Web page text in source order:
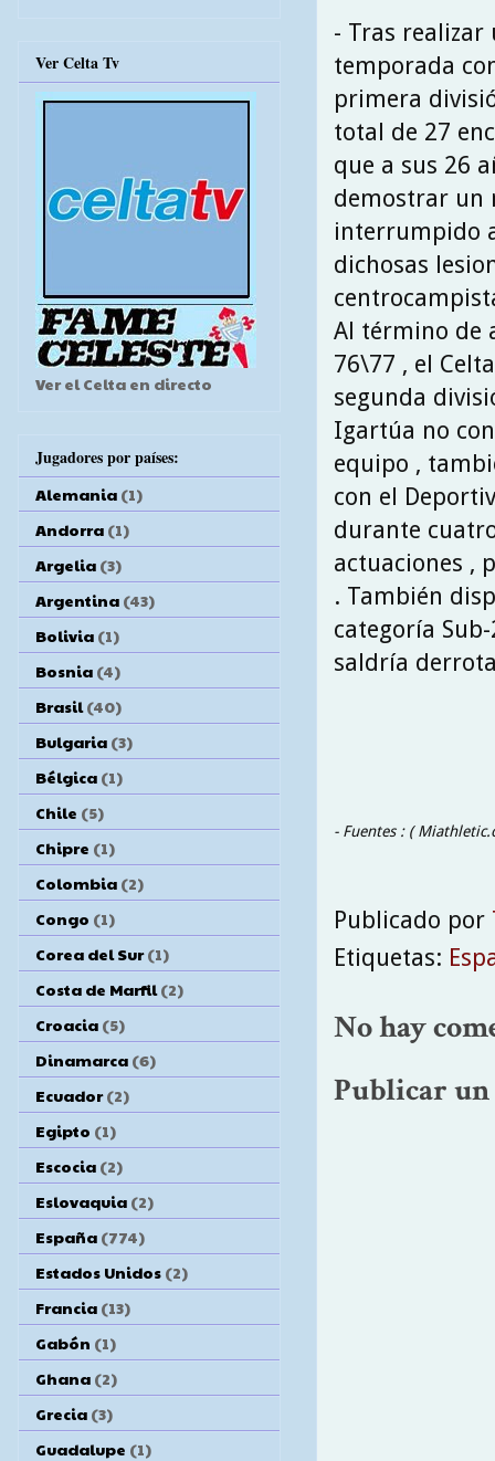
- Tras realizar
temporada
primera
total de 27
que a sus 26
demostrar un
interrumpido
dichosas
Al término de
76\77 , el
segunda
Igartúa no
equipo ,
con el
durante
actuaciones ,
. También
categoría
saldría
- Fuentes : (
Publicado por
Etiquetas:
No hay
Publicar
Ver Celta Tv
Ver el Celta en directo
Jugadores por países:
Alemania (1)
Andorra (1)
Argelia (3)
Argentina (43)
Bolivia (1)
Bosnia (4)
Brasil (40)
Bulgaria (3)
Bélgica (1)
Chile (5)
Chipre (1)
Colombia (2)
Congo (1)
Corea del Sur (1)
Costa de Marfil (2)
Croacia (5)
Dinamarca (6)
Ecuador (2)
Egipto (1)
Escocia (2)
Eslovaquia (2)
España (774)
Estados Unidos (2)
Francia (13)
Gabón (1)
Ghana (2)
Grecia (3)
Guadalupe (1)